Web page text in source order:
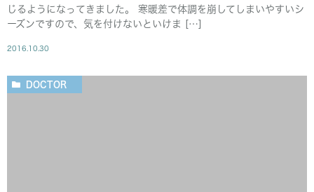
じるようになってきました。 寒暖差で体調を崩してしまいやすいシ
ーズンですので、気を付けないといけま […]
2016.10.30
DOCTOR